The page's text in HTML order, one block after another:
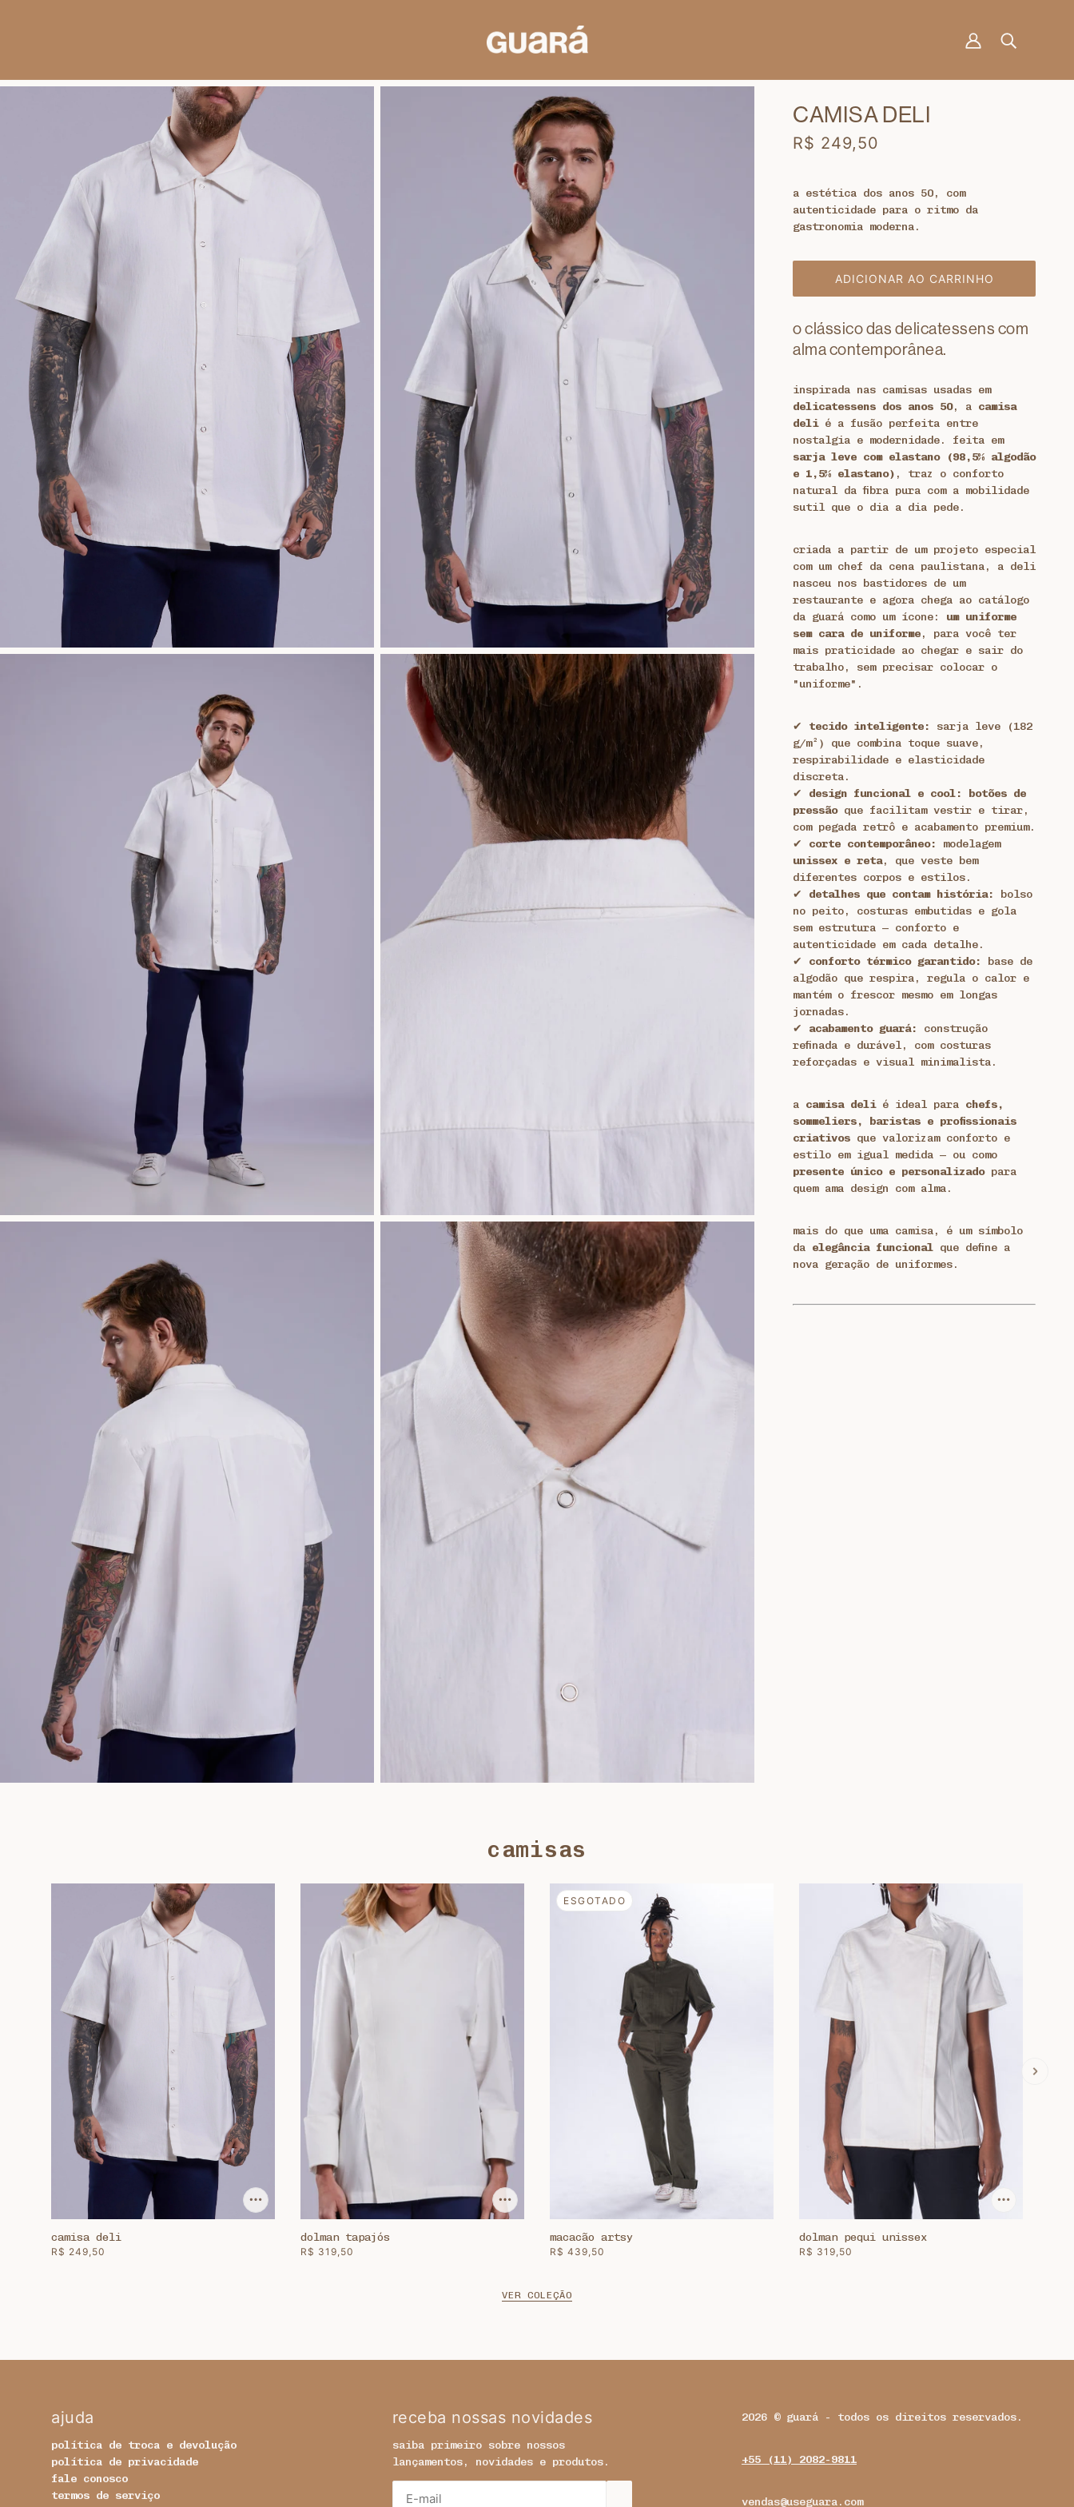
CAMISA DELI
R$ 249,50
a estética dos anos 50, com
autenticidade para o ritmo da
gastronomia moderna.
ADICIONAR AO CARRINHO
o clássico das delicatessens com
alma contemporânea.
inspirada nas camisas usadas em
delicatessens dos anos 50, a camisa
delié a fusão perfeita entre
nostalgia e modernidade. feita em
sarja leve com elastano (98,5% algodão
e 1,5% elastano) , traz o conforto
natural da fibra pura com a mobilidade
sutil que o dia a dia pede.
criada a partir de um projeto especial
com um chef da cena paulistana, a deli
nasceu nos bastidores de um
restaurante e agora chega ao catálogo
da guará como um ícone: um uniforme
sem cara de uniforme, para você ter
mais praticidade ao chegar e sair do
trabalho, sem precisar colocar o
"uniforme".
✔ tecido inteligente:
sarja leve (182
g/m²) que combina toque suave,
respirabilidade e elasticidade
discreta.
✔ design funcional e cool:
botões de
pressãoque facilitam vestir e tirar,
com pegada retrô e acabamento premium.
✔ corte contemporâneo:
modelagem
unissex e reta, que veste bem
diferentes corpos e estilos.
✔ detalhes que contam história:
bolso
no peito, costuras embutidas e gola
sem estrutura — conforto e
autenticidade em cada detalhe.
✔ conforto térmico garantido:
base de
algodão que respira, regula o calor e
mantém o frescor mesmo em longas
jornadas.
✔ acabamento guará:
construção
refinada e durável, com costuras
reforçadas e visual minimalista.
a camisa delié ideal para chefs,
sommeliers, baristas e profissionais
criativos que valorizam conforto e
estilo em igual medida — ou como
presente único e personalizadopara
quem ama design com alma.
mais do que uma camisa, é um símbolo
da elegância funcional que define a
nova geração de uniformes.
camisas
camisa deli
R$ 249,50
dolman tapajós
R$ 319,50
ESGOTADO
macacão artsy
R$ 439,50
dolman pequi unissex
R$ 319,50
VER COLEÇÃO
ajuda
política de troca e devolução
política de privacidade
fale conosco
termos de serviço
receba nossas novidades
saiba primeiro sobre nossos
lançamentos, novidades e produtos.
2026 © guará - todos os direitos reservados.
+55 (11) 2082-9811
vendas@useguara.com